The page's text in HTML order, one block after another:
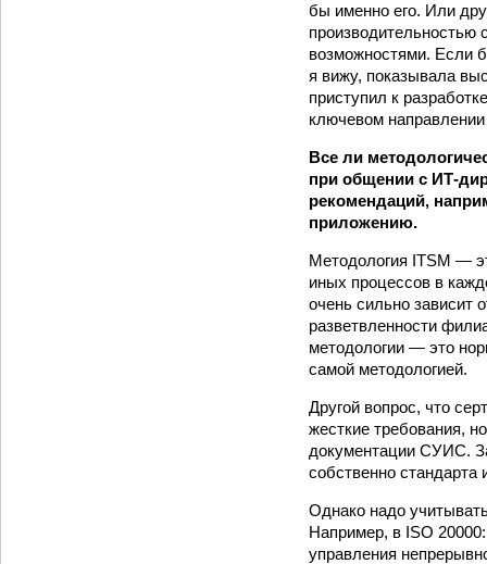
бы именно его. Или
производительностью
возможностями. Если
я вижу, показывала
приступил к
ключевом
Все ли
при общении с ИТ-
рекомендаций,
приложению.
Методология ITSM —
иных процессов в
очень сильно зависит
разветвленности
методологии — это
самой методологией.
Другой вопрос, что
жесткие требования,
документации СУИС.
собственно
Однако надо
Например, в ISO
управления